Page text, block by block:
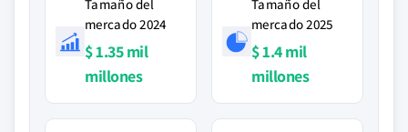
Tamaño del
mercado 2024
$ 1.35 mil
millones
Tamaño del
mercado 2025
$ 1.4 mil
millones